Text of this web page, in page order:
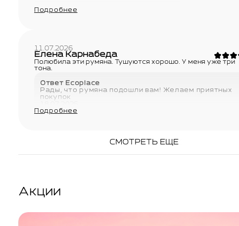
Подробнее
11.07.2026
Елена Карнабеда
Полюбила эти румяна. Тушуются хорошо. У меня уже три
тона.
Ответ Ecoplace
Рады, что румяна подошли вам! Желаем приятных
покупок
Подробнее
СМОТРЕТЬ ЕЩЕ
Акции